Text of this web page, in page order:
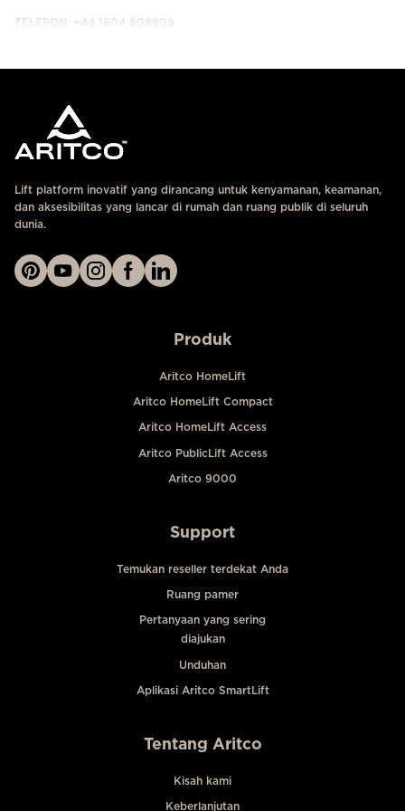
TELEPON: +44 1604 808809
Lift platform inovatif yang dirancang untuk kenyamanan, keamanan,
dan aksesibilitas yang lancar di rumah dan ruang publik di seluruh
dunia.
Produk
Aritco HomeLift
Aritco HomeLift Compact
Aritco HomeLift Access
Aritco PublicLift Access
Aritco 9000
Support
Temukan reseller terdekat Anda
Ruang pamer
Pertanyaan yang sering
diajukan
Unduhan
Aplikasi Aritco SmartLift
Tentang Aritco
Kisah kami
Keberlanjutan